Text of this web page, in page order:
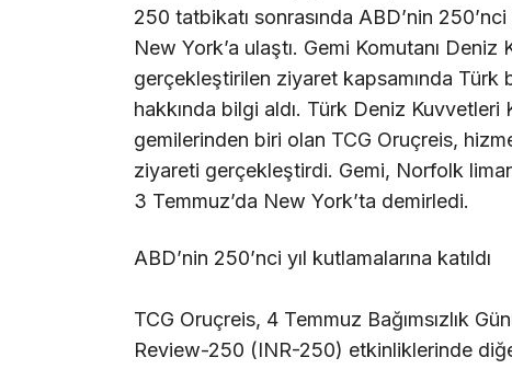
250 tatbikatı sonrasında ABD’nin
New York’a ulaştı. Gemi Komutanı Deniz
gerçekleştirilen ziyaret kapsamında Türk
hakkında bilgi aldı. Türk Deniz
gemilerinden biri olan TCG Oruçreis,
ziyareti gerçekleştirdi. Gemi, Norfolk
3 Temmuz’da New York’ta demirledi.
ABD’nin 250’nci yıl kutlamalarına katıldı
TCG Oruçreis, 4 Temmuz Bağımsızlık
Review-250 (INR-250) etkinliklerinde